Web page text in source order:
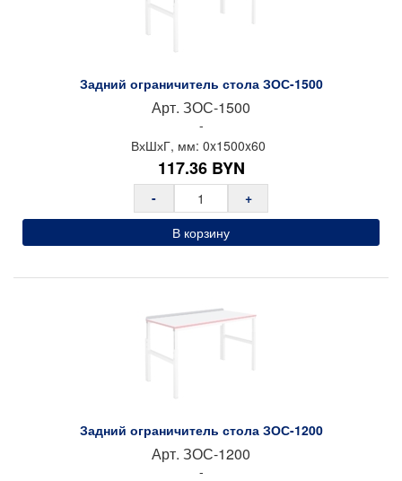
Задний ограничитель стола ЗОС-1500
Арт. ЗОС-1500
-
ВхШхГ, мм: 0x1500x60
117.36 BYN
-
+
В корзину
Задний ограничитель стола ЗОС-1200
Арт. ЗОС-1200
-